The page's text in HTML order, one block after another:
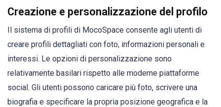
Creazione e personalizzazione del profilo
Il sistema di profili di MocoSpace consente agli utenti di
creare profili dettagliati con foto, informazioni personali e
interessi. Le opzioni di personalizzazione sono
relativamente basilari rispetto alle moderne piattaforme
social. Gli utenti possono caricare più foto, scrivere una
biografia e specificare la propria posizione geografica e la